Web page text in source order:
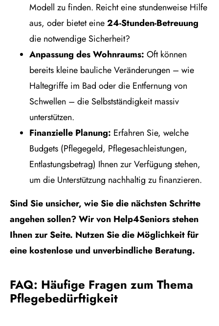
Modell zu finden. Reicht eine stundenweise Hilfe
aus, oder bietet eine24-Stunden-Betreuung
die notwendige Sicherheit?
Anpassung des Wohnraums: Oft können
bereits kleine bauliche Veränderungen – wie
Haltegriffe im Bad oder die Entfernung von
Schwellen – die Selbstständigkeit massiv
unterstützen.
Finanzielle Planung: Erfahren Sie, welche
Budgets (Pflegegeld, Pflegesachleistungen,
Entlastungsbetrag) Ihnen zur Verfügung stehen,
um die Unterstützung nachhaltig zu finanzieren.
Sind Sie unsicher, wie Sie die nächsten Schritte
angehen sollen? Wir von Help4Seniors stehen
Ihnen zur Seite. Nutzen Sie die Möglichkeit für
eine kostenlose und unverbindliche Beratung.
FAQ: Häufige Fragen zum Thema
Pflegebedürftigkeit